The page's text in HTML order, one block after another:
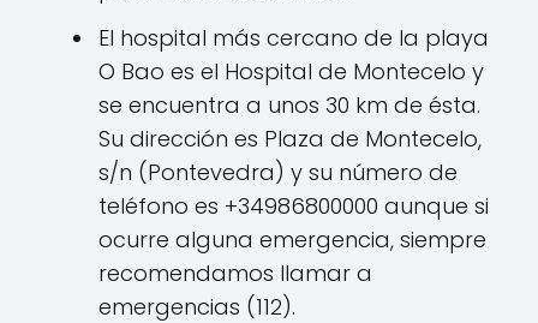
El hospital más cercano de la playa
O Bao es el Hospital de Montecelo y
se encuentra a unos 30 km de ésta.
Su dirección es Plaza de Montecelo,
s/n (Pontevedra) y su número de
teléfono es +34986800000 aunque si
ocurre alguna emergencia, siempre
recomendamos llamar a
emergencias (112).